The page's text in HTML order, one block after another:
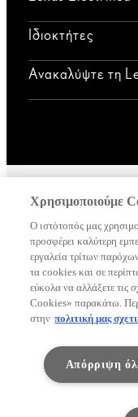
Ιδιοκτήτες
Ανακαλύψτε τη
Γενική πολιτική
Δήλωση απορρήτου
Ειδοποίηση για
Δήλωση
Ολα τα
ΤΟΥΟΤΑ ΕΛΛΑΣ,
ΕΔΡΑ: Άνδρου 8,
000385201000
Χρησιμοποιούμε
Ο ιστότοπός μας
προσφέρει καλύτερη
εργαλεία τρίτων
τα cookies και σε
εύκολα να αλλάξετε τις
Cookies» παρακάτω.
στην πολιτική μας
Απόρριψη